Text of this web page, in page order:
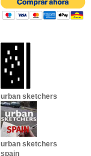
urban sketchers
urban sketchers
spain